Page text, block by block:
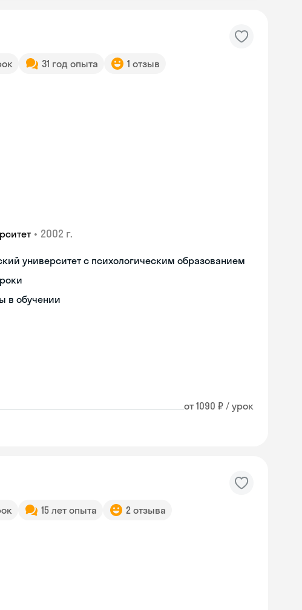
31 год опыта 1 отзыв
• 2002 г.
университет с психологическим образованием
в обучении
от 1090 ₽ / урок
15 лет опыта 2 отзыва